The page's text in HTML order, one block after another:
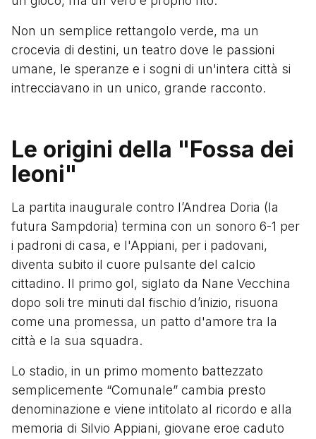
Non un semplice rettangolo verde, ma un
crocevia di destini, un teatro dove le passioni
umane, le speranze e i sogni di un'intera città si
intrecciavano in un unico, grande racconto.
Le origini della "Fossa dei
leoni"
La partita inaugurale contro l’Andrea Doria (la
futura Sampdoria) termina con un sonoro 6-1 per
i padroni di casa, e l'Appiani, per i padovani,
diventa subito il cuore pulsante del calcio
cittadino. Il primo gol, siglato da Nane Vecchina
dopo soli tre minuti dal fischio d’inizio, risuona
come una promessa, un patto d'amore tra la
città e la sua squadra.
Lo stadio, in un primo momento battezzato
semplicemente “Comunale” cambia presto
denominazione e viene intitolato al ricordo e alla
memoria di Silvio Appiani, giovane eroe caduto